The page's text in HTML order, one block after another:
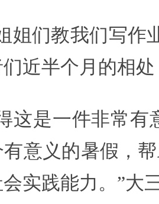
姐们教我们写作
近半个月的相
这是一件非常
意义的暑假，
实践能力。”大